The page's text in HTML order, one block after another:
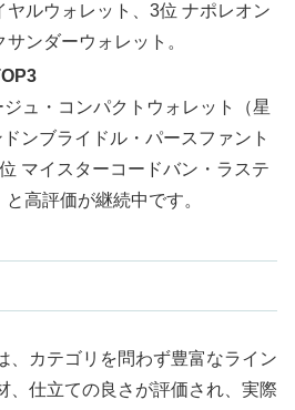
ヤルウォレット、3位 ナポレオン
ンダーウォレット。
ュ・コンパクトウォレット（星
ンブライドル・パースファント
マイスターコードバン・ラステ
高評価が継続中です。
、カテゴリを問わず豊富なライン
、仕立ての良さが評価され、実際